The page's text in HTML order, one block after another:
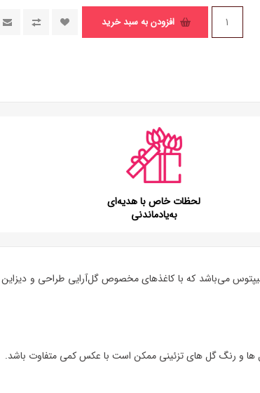
افزودن به سبد خرید
لحظات خاص با هدیه‌ای
به‌یادماندنی
می‌باشد که با کاغذهای مخصوص گل‌آرایی طراحی و
و رنگ گل های تزئینی ممکن است با عکس کمی متفاوت باشد.